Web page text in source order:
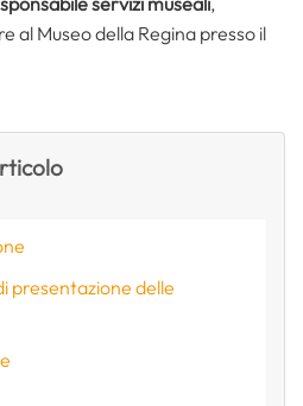
al Museo della Regina presso il
presentazione delle